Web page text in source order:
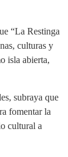
“La Restinga
culturas y
isla abierta,
subraya que
fomentar la
cultural a